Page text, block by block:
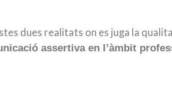
dues realitats on es juga la
assertiva en l’àmbit